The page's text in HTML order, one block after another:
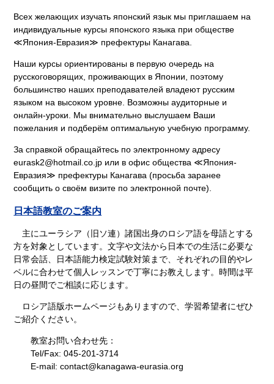
Всех желающих изучать японский язык мы приглашаем на
индивидуальные курсы японского языка при обществе
≪Япония-Евразия≫ префектуры Канагава.
Наши курсы ориентированы в первую очередь на
русскоговорящих, проживающих в Японии, поэтому
большинство наших преподавателей владеют русским
языком на высоком уровне. Возможны аудиторные и
онлайн-уроки. Мы внимательно выслушаем Ваши
пожелания и подберём оптимальную учебную программу.
За справкой обращайтесь по электронному адресу
eurask2@hotmail.co.jp или в офис общества ≪Япония-
Евразия≫ префектуры Канагава (просьба заранее
сообщить о своём визите по электронной почте).
日本語教室のご案内
主にユーラシア（旧ソ連）諸国出身のロシア語を母語とする
方を対象としています。文字や文法から日本での生活に必要な
日常会話、日本語能力検定試験対策まで、それぞれの目的やレ
ベルに合わせて個人レッスンで丁寧にお教えします。時間は平
日の昼間でご相談に応じます。
ロシア語版ホームページもありますので、学習希望者にぜひ
ご紹介ください。
教室お問い合わせ先：
Tel/Fax: 045-201-3714
E-mail: contact@kanagawa-eurasia.org